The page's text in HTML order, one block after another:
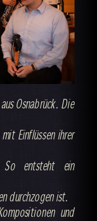
Osnabrück. Die
Einflüssen ihrer
So entsteht ein
durchzogen ist.
und